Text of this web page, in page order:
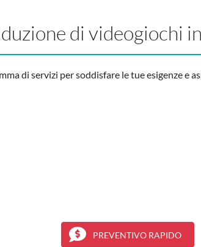
di videogiochi
di servizi per soddisfare le tue esigenze e
PREVENTIVO RAPIDO